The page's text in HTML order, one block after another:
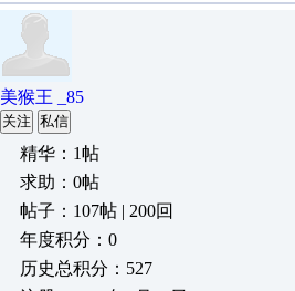
美猴王 _85
关注 私信
精华：1帖
求助：0帖
帖子：107帖 | 200回
年度积分：0
历史总积分：527